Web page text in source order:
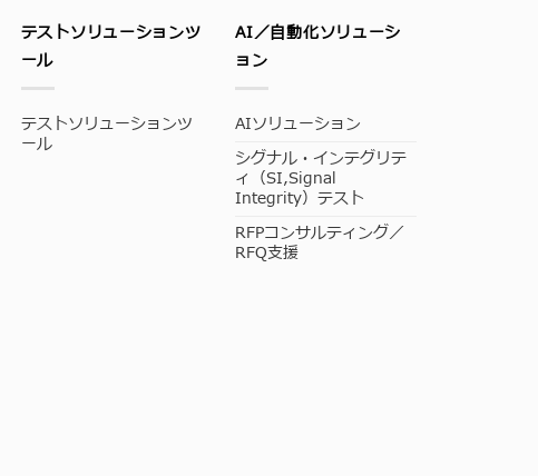
テストソリューションツ
ール
テストソリューションツ
ール
AI／自動化ソリューシ
ョン
AIソリューション
シグナル・インテグリテ
ィ（SI,Signal
Integrity）テスト
RFPコンサルティング／
RFQ支援